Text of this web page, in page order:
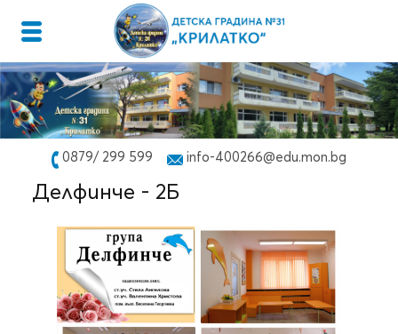
0879/ 299 599 info-400266@edu.mon.bg
Делфинче - 2Б